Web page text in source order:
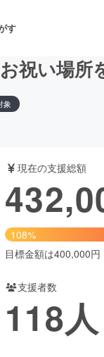
す
マンス
ヘルスケア
祝い場所
象
現在の支援総額
108%
目標金額は400,000円
支援者数
118人